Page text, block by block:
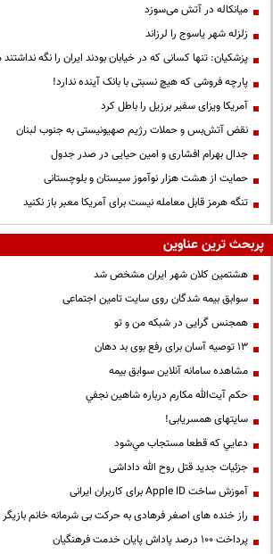
میانکاله در آتش می‌سوزد
زلزله شهر یاسوج را لرزاند
پزشکیان: تنها کسانی که در خیابان بودند ایران را نگه
پارچه فروشی که هیچ نسبتی با بانک آینده ندارد!
آمریکا ویزای سفیر برزیل را باطل کرد
نقض آتش‌بس و حملات رژیم صهیونیستی به جنوب لبنان
جدال بهرام افشاری و امین حیایی در صدر جدول
حمایت از هشت هزار نوآموز سیستان و بلوچستانی
تنگه هرمز قابل معامله نیست برای آمریکا معبر باز نکنید
پربحث ترین عناوین
هشتمین کلان شهر ایران مشخص شد
سوابق بیمه شدگان روی سایت تامین اجتماعی
همجنس گرایی در شبکه من و تو
13 توصیه آسان برای رفع بوی بد دهان
مشاهده سامانه آنلاين سوابق بیمه
حكم آيت‌الله مكارم درباره شاهين نجفي
سایتهای همسریابی!
دعايي كه قطعا مستجاب مي‌شود
جزئیات جدید قتل روح الله داداشی
آموزش ساخت Apple ID برای کاربران ایرانی
راز خنده های اصغر فرهادی به حرکت بی شرمانه خانم
پرداخت ۱۰۰ درصد پاداش پایان خدمت فرهنگیان